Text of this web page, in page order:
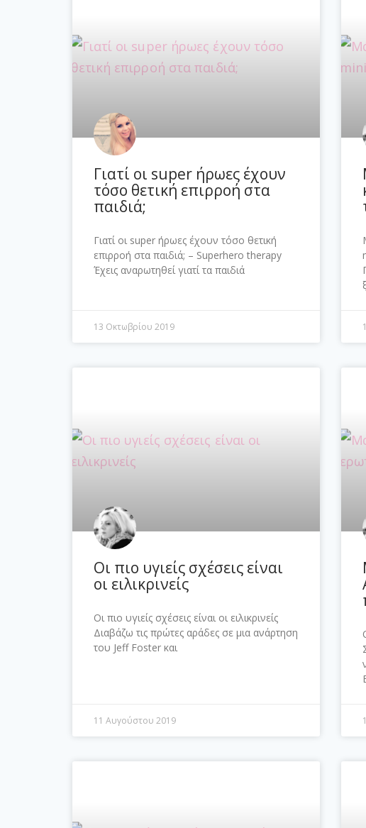
Γιατί οι super ήρωες έχουν
τόσο θετική επιρροή στα
παιδιά;
Γιατί οι super ήρωες έχουν τόσο θετική
επιρροή στα παιδιά; – Superhero therapy
Έχεις αναρωτηθεί γιατί τα παιδιά
13 Οκτωβρίου 2019
Οι πιο υγιείς σχέσεις είναι
οι ειλικρινείς
Οι πιο υγιείς σχέσεις είναι οι ειλικρινείς
Διαβάζω τις πρώτες αράδες σε μια ανάρτηση
του Jeff Foster και
11 Αυγούστου 2019